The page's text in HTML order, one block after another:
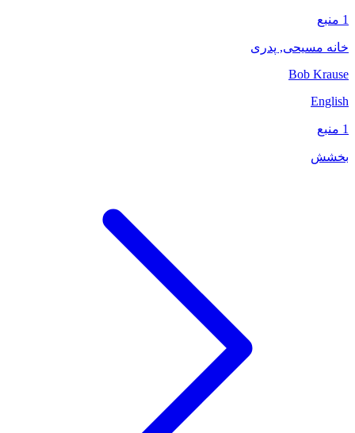
1 منبع
خانه مسیحی, پدری
Bob Krause
English
1 منبع
بخشش